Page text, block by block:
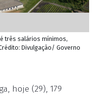
três salários mínimos,
Divulgação/ Governo
hoje (29), 179